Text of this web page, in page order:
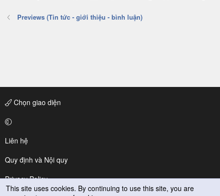
Previews (Tin tức - giới thiệu - bình luận)
Chọn giao diện
Liên hệ
Quy định và Nội quy
Privacy Policy
This site uses cookies. By continuing to use this site, you are